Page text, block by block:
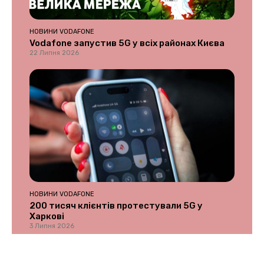
НОВИНИ VODAFONE
Vodafone запустив 5G у всіх районах Києва
22 Липня 2026
НОВИНИ VODAFONE
200 тисяч клієнтів протестували 5G у
Харкові
3 Липня 2026